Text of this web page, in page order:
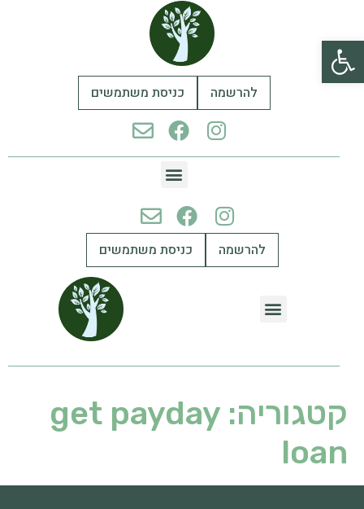
פתח סרגל נגישות
להרשמה כניסת משתמשים
להרשמה כניסת משתמשים
קטגוריה: get payday
loan